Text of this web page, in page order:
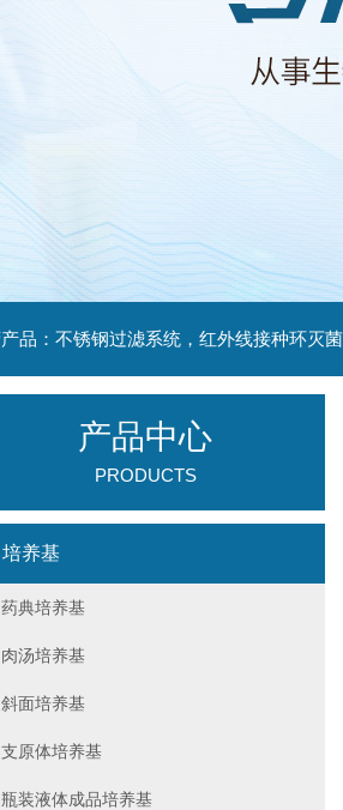
产品中心
PRODUCTS
培养基
药典培养基
肉汤培养基
斜面培养基
支原体培养基
瓶装液体成品培养基